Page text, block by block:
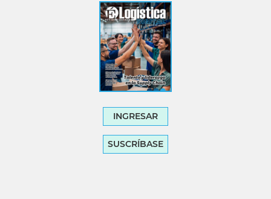
INGRESAR
SUSCRÍBASE